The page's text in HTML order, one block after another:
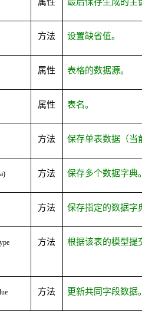
最后保存生成的主
方法 设置缺省值。
属性 表格的数据源。
属性 表名。
方法 保存单表数据（当
方法 保存多个数据字典
方法 保存指定的数据字
方法 根据该表的模型提
方法 更新共同字段数据。